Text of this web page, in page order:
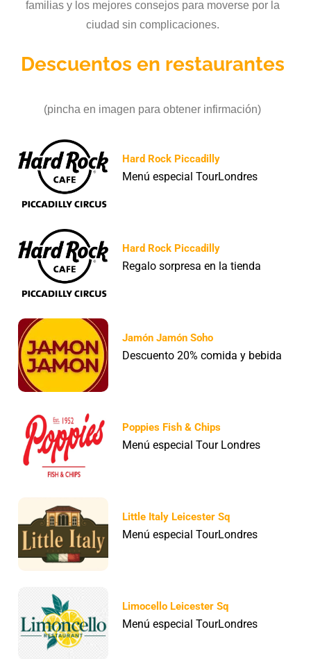
familias y los mejores consejos para moverse por la
ciudad sin complicaciones.
Descuentos en restaurantes
(pincha en imagen para obtener infirmación)
Hard Rock Piccadilly
Menú especial TourLondres
Hard Rock Piccadilly
Regalo sorpresa en la tienda
Jamón Jamón Soho
Descuento 20% comida y bebida
Poppies Fish & Chips
Menú especial Tour Londres
Little Italy Leicester Sq
Menú especial TourLondres
Limocello Leicester Sq
Menú especial TourLondres